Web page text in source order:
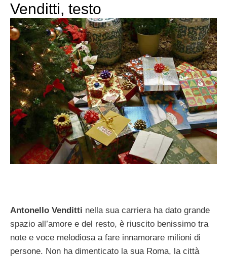
Venditti, testo
Antonello Venditti nella sua carriera ha dato grande
spazio all’amore e del resto, è riuscito benissimo tra
note e voce melodiosa a fare innamorare milioni di
persone. Non ha dimenticato la sua Roma, la città